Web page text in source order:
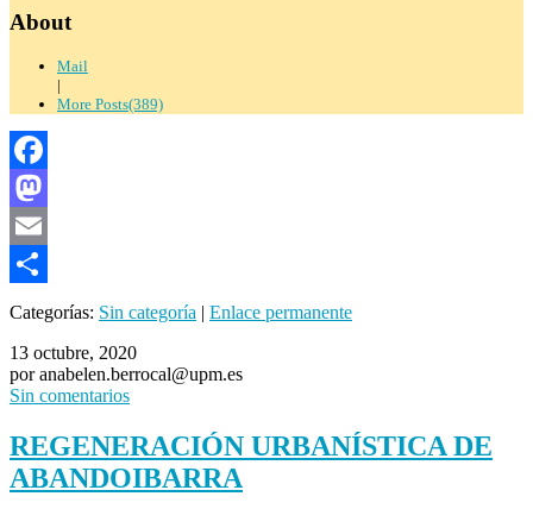
About
Mail
|
More Posts(389)
Facebook
Mastodon
Email
Compartir
Categorías: Sin categoría | Enlace permanente
13 octubre, 2020
por anabelen.berrocal@upm.es
Sin comentarios
REGENERACIÓN URBANÍSTICA DE
ABANDOIBARRA